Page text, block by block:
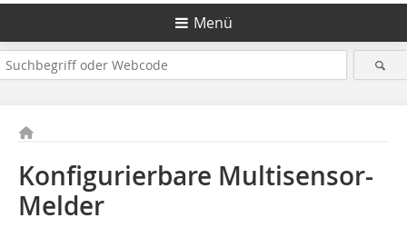
Menü
Konfigurierbare Multisensor-
Melder